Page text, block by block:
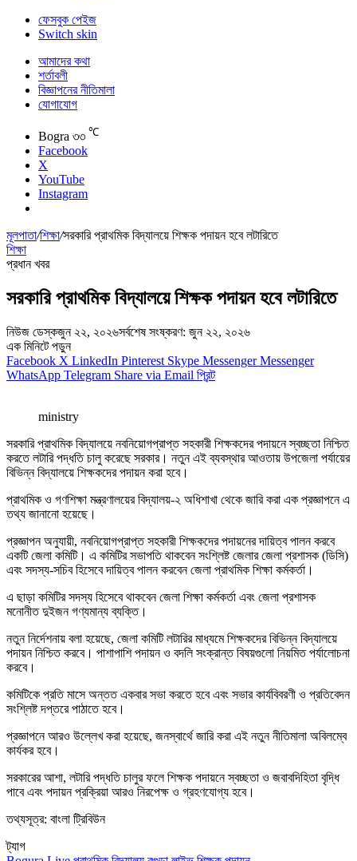
ফেসবুক পেইজ
Switch skin
আমাদের কথা
শর্তাবলী
বিজ্ঞাপনের নীতিমালা
যোগাযোগ
Bogra ৩৩ ℃
Facebook
X
YouTube
Instagram
মূলপাতা/শিক্ষা/সরকারি প্রাথমিক বিদ্যালয়ে শিক্ষক পদায়ন হবে লটারিতে
শিক্ষা
প্রধান খবর
সরকারি প্রাথমিক বিদ্যালয়ে শিক্ষক পদায়ন হবে লটারিতে
নিউজ ডেস্কজুন ২২, ২০২৬সর্বশেষ সংষ্করণ: জুন ২২, ২০২৬
এক মিনিটে পড়ুন
Facebook X LinkedIn Pinterest Skype Messenger Messenger
WhatsApp Telegram Share via Email প্রিন্ট
ministry
সরকারি প্রাথমিক বিদ্যালয়ে নবনিয়োগপ্রাপ্ত সহকারী শিক্ষকদের পদায়নে স্বচ্ছতা নিশ্চিত
করতে লটারি পদ্ধতি চালু করেছে সরকার। নতুন এই ব্যবস্থার আওতায় উপজেলা পর্যায়ের
বিভিন্ন বিদ্যালয়ে শিক্ষকদের পদায়ন করা হবে।
প্রাথমিক ও গণশিক্ষা মন্ত্রণালয়ের বিদ্যালয়-২ অধিশাখা থেকে জারি করা এক প্রজ্ঞাপনে এ
তথ্য জানানো হয়েছে।
প্রজ্ঞাপন অনুযায়ী, নবনিয়োগপ্রাপ্ত সহকারী শিক্ষকদের পদায়নের দায়িত্ব পালন করবে
একটি জেলা কমিটি। এ কমিটির সভাপতি থাকবেন সংশ্লিষ্ট জেলার জেলা প্রশাসক (ডিসি)
এবং সদস্য-সচিব হিসেবে দায়িত্ব পালন করবেন জেলা প্রাথমিক শিক্ষা কর্মকর্তা।
এ ছাড়া কমিটির সদস্য হিসেবে থাকবেন জেলা শিক্ষা কর্মকর্তা এবং জেলা প্রশাসক
মনোনীত দুইজন গণ্যমান্য ব্যক্তি।
নতুন নির্দেশনায় বলা হয়েছে, জেলা কমিটি লটারির মাধ্যমে শিক্ষকদের বিভিন্ন বিদ্যালয়ে
পদায়ন নিশ্চিত করবে। পাশাপাশি পদায়ন ও বদলি সংক্রান্ত বিষয়গুলো নিয়মিত পর্যালোচনা
করবে।
কমিটিকে প্রতি মাসে অন্তত একবার সভা করতে হবে এবং সভার কার্যবিবরণী ও প্রতিবেদন
সংশ্লিষ্ট দপ্তরে পাঠাতে হবে।
প্রজ্ঞাপনে আরও উল্লেখ করা হয়েছে, জনস্বার্থে জারি করা এই নতুন নীতিমালা অবিলম্বে
কার্যকর হবে।
সরকারের আশা, লটারি পদ্ধতি চালুর ফলে শিক্ষক পদায়নে স্বচ্ছতা ও জবাবদিহিতা বৃদ্ধি
পাবে এবং পদায়ন প্রক্রিয়া আরও নিরপেক্ষ ও গ্রহণযোগ্য হবে।
তথ্যসূত্র: বাংলা ট্রিবিউন
ট্যাগ